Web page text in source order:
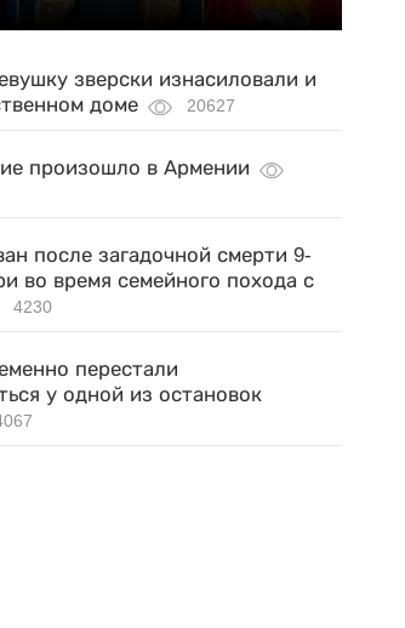
зверски изнасиловали и
доме
20627
произошло в Армении
после загадочной смерти 9-
во время семейного похода с
4230
перестали
у одной из остановок